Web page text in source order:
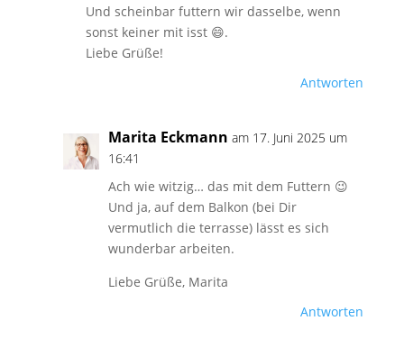
Und scheinbar futtern wir dasselbe, wenn
sonst keiner mit isst 😄.
Liebe Grüße!
Antworten
Marita Eckmann am 17. Juni 2025 um
16:41
Ach wie witzig… das mit dem Futtern 😉
Und ja, auf dem Balkon (bei Dir
vermutlich die terrasse) lässt es sich
wunderbar arbeiten.
Liebe Grüße, Marita
Antworten